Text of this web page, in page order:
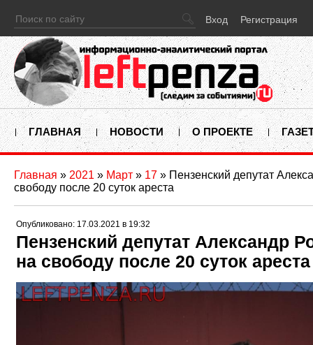
Вход Регистрация
ГЛАВНАЯ НОВОСТИ О ПРОЕКТЕ
Главная » 2021 » Март » 17 » Пензенский депутат
свободу после 20 суток ареста
Опубликовано: 17.03.2021 в 19:32
Пензенский депутат Александр
на свободу после 20 суток ареста